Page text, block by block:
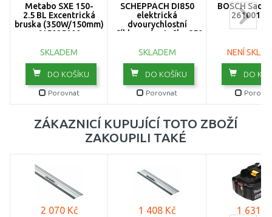
Metabo SXE 150-
2.5 BL Excentrická
bruska (350W/150mm)
615025000
SKLADEM
DO KOŠÍKU
Porovnat
SCHEPPACH DI850
elektrická
dvourychlostní
příklepová vrtačka 850
SKLADEM
DO KOŠÍKU
Porovnat
BOSCH Sada
NENÍ
DO
ZÁKAZNICÍ KUPUJÍCÍ TOTO ZBOŽÍ
ZAKOUPILI TAKÉ
2 070 Kč 1 408 Kč 1 631